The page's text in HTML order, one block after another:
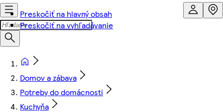
Preskočiť na hlavný obsah
Preskočiť na vyhľadávanie
Domov a zábava
Potreby do domácnosti
Kuchyňa